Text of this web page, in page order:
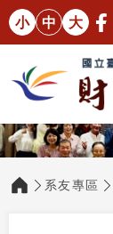
小 中 大
系友專區